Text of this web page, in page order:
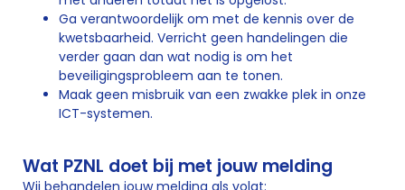
Ga verantwoordelijk om met de kennis over de
kwetsbaarheid. Verricht geen handelingen die
verder gaan dan wat nodig is om het
beveiligingsprobleem aan te tonen.
Maak geen misbruik van een zwakke plek in onze
ICT-systemen.
Wat PZNL doet bij met jouw melding
Wij behandelen jouw melding als volgt: